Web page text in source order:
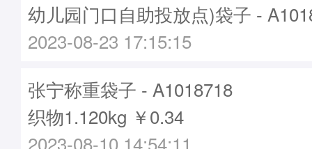
幼儿园门口自助投放点)袋子 -
2023-08-23 17:15:15
张宁称重袋子 - A1018718
织物1.120kg ￥0.34
2023-08-10 14:54:11